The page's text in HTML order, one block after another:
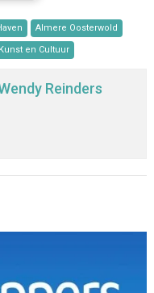
Almere Oosterwold
Kunst en Cultuur
Reinders